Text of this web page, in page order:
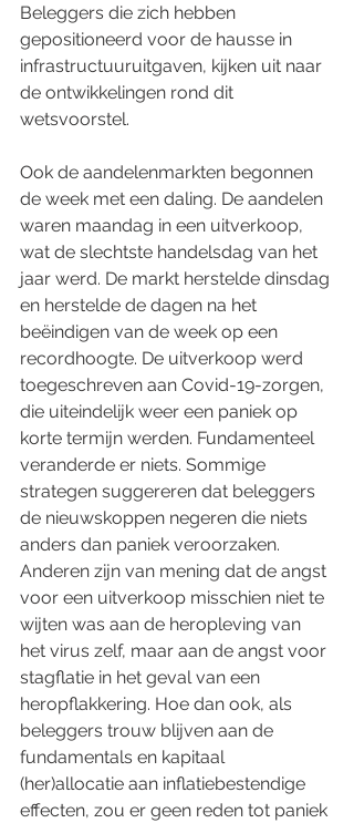
Beleggers die zich hebben
gepositioneerd voor de hausse in
infrastructuuruitgaven, kijken uit naar
de ontwikkelingen rond dit
wetsvoorstel.
Ook de aandelenmarkten begonnen
de week met een daling. De aandelen
waren maandag in een uitverkoop,
wat de slechtste handelsdag van het
jaar werd. De markt herstelde dinsdag
en herstelde de dagen na het
beëindigen van de week op een
recordhoogte. De uitverkoop werd
toegeschreven aan Covid-19-zorgen,
die uiteindelijk weer een paniek op
korte termijn werden. Fundamenteel
veranderde er niets. Sommige
strategen suggereren dat beleggers
de nieuwskoppen negeren die niets
anders dan paniek veroorzaken.
Anderen zijn van mening dat de angst
voor een uitverkoop misschien niet te
wijten was aan de heropleving van
het virus zelf, maar aan de angst voor
stagflatie in het geval van een
heropflakkering. Hoe dan ook, als
beleggers trouw blijven aan de
fundamentals en kapitaal
(her)allocatie aan inflatiebestendige
effecten, zou er geen reden tot paniek